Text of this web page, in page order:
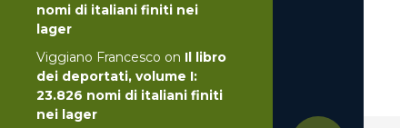
nomi di italiani finiti nei
lager
Viggiano Francesco on Il libro
dei deportati, volume I:
23.826 nomi di italiani finiti
nei lager